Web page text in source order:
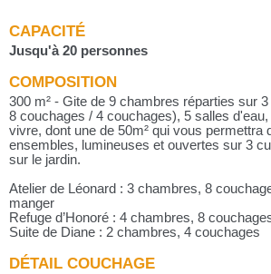
CAPACITÉ
Jusqu'à 20 personnes
COMPOSITION
300 m² - Gite de 9 chambres réparties sur
8 couchages / 4 couchages), 5 salles
vivre, dont une de 50m² qui vous permettra
ensembles, lumineuses et ouvertes sur 3
sur le jardin.
Atelier de Léonard : 3 chambres, 8
manger
Refuge d’Honoré : 4 chambres, 8
Suite de Diane : 2 chambres, 4 couchages
DÉTAIL COUCHAGE